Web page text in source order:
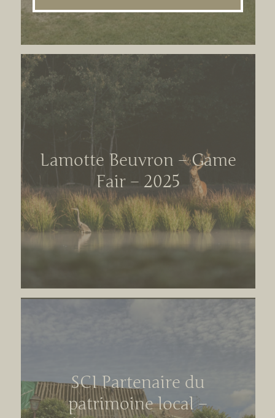
Lamotte Beuvron – Game
Fair – 2025
SCI Partenaire du
patrimoine local –